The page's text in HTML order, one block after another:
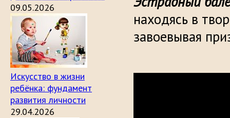
09.05.2026
Искусство в жизни
ребёнка: фундамент
развития личности
29.04.2026
находясь в
завоевывая